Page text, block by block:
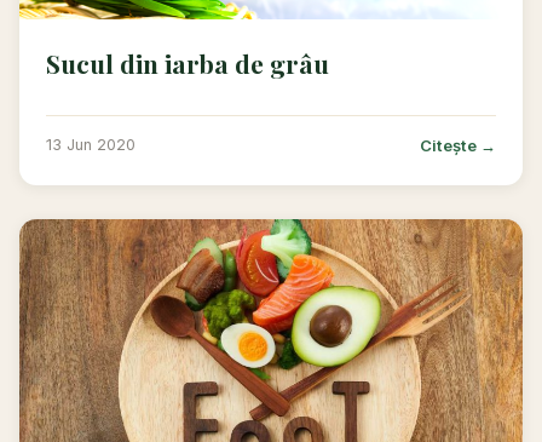
Sucul din iarba de grâu
13 Jun 2020 Citește →